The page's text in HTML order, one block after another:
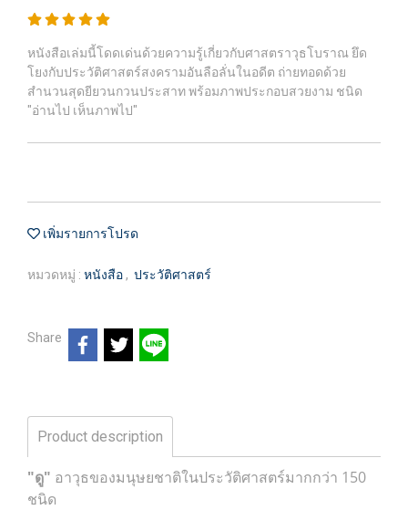
หนังสือเล่มนี้โดดเด่นด้วยความรู้เกี่ยวกับศาสตราวุธโบราณ ยึด
โยงกับประวัติศาสตร์สงครามอันลือลั่นในอดีต ถ่ายทอดด้วย
สำนวนสุดยียวนกวนประสาท พร้อมภาพประกอบสวยงาม ชนิด
"อ่านไป เห็นภาพไป"
เพิ่มรายการโปรด
หมวดหมู่ : หนังสือ , ประวัติศาสตร์
Share
Product description
"ดู" อาวุธของมนุษยชาติในประวัติศาสตร์มากกว่า 150
ชนิด